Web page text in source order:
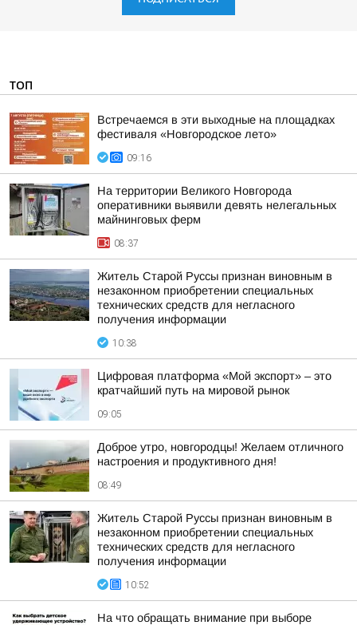
ТОП
Встречаемся в эти выходные на площадках
фестиваля «Новгородское лето»
09:16
На территории Великого Новгорода
оперативники выявили девять нелегальных
майнинговых ферм
08:37
Житель Старой Руссы признан виновным в
незаконном приобретении специальных
технических средств для негласного
получения информации
10:38
Цифровая платформа «Мой экспорт» – это
кратчайший путь на мировой рынок
09:05
Доброе утро, новгородцы! Желаем отличного
настроения и продуктивного дня!
08:49
Житель Старой Руссы признан виновным в
незаконном приобретении специальных
технических средств для негласного
получения информации
10:52
На что обращать внимание при выборе